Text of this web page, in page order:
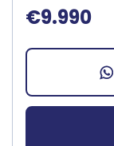
€9.990